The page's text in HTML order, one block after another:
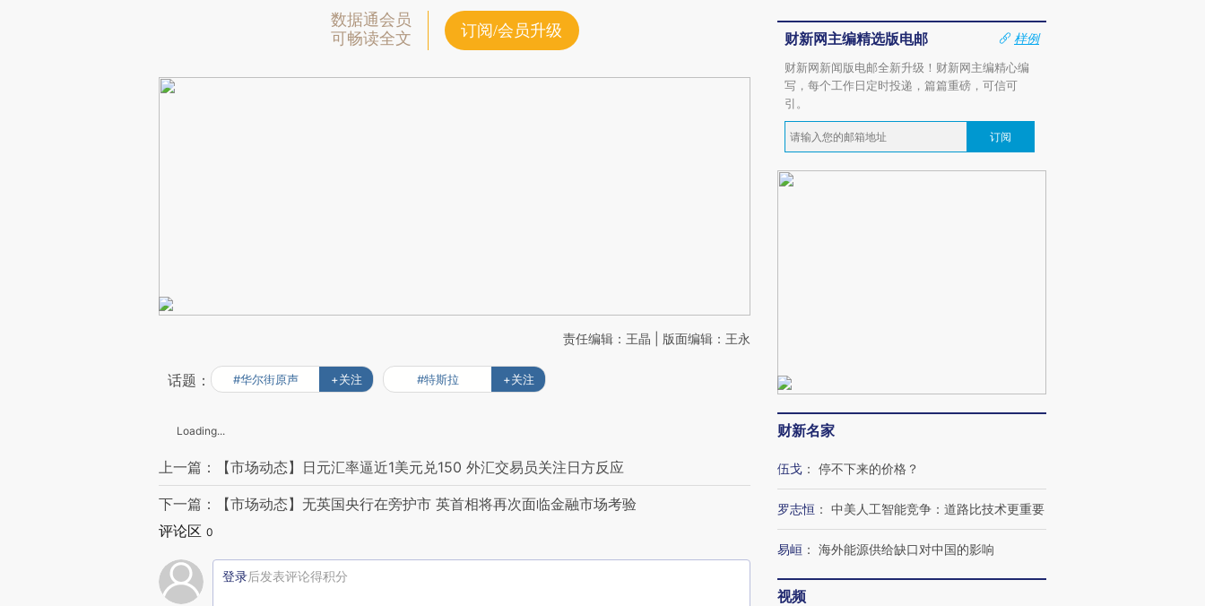
数据通会员
可畅读全文
订阅/会员升级
责任编辑：王晶 | 版面编辑：王永
话题： #华尔街原声 +关注 #特斯拉 +关注
Loading...
上一篇：【市场动态】日元汇率逼近1美元兑150 外汇交易员关注日方反应
下一篇：【市场动态】无英国央行在旁护市 英首相将再次面临金融市场考验
评论区 0
登录后发表评论得积分
财新网主编精选版电邮
样例
财新网新闻版电邮全新升级！财新网主编精心编
写，每个工作日定时投递，篇篇重磅，可信可
引。
订阅
财新名家
伍戈 ： 停不下来的价格？
罗志恒 ： 中美人工智能竞争：道路比技术更重要
易峘 ： 海外能源供给缺口对中国的影响
视频